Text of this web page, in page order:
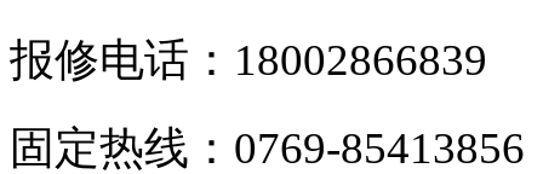
报修电话：18002866839
固定热线：0769-85413856